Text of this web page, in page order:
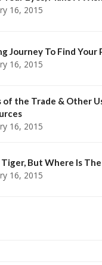
16, 2015
Journey To Find Your
16, 2015
of the Trade & Other
16, 2015
Tiger, But Where Is
16, 2015